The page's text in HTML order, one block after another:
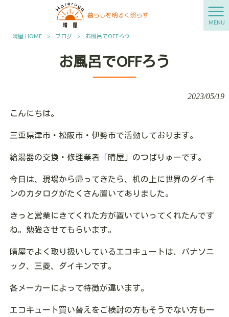
MENU
晴屋 HOME > ブログ > お風呂でOFFろう
お風呂でOFFろう
2023/05/19
こんにちは。
三重県津市・松阪市・伊勢市で活動しております。
給湯器の交換・修理業者「晴屋」のつばりゅーです。
今日は、現場から帰ってきたら、机の上に世界のダイキ
ンのカタログがたくさん置いてありました。
きっと営業にきてくれた方が置いていってくれたんです
ね。勉強させてもらいます。
晴屋でよく取り扱いしているエコキュートは、パナソニ
ック、三菱、ダイキンです。
各メーカーによって特徴が違います。
エコキュート買い替えをご検討の方もそうでない方も一